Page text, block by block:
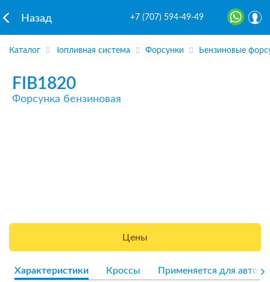
Назад +7 (707) 594-49-49
Каталог Топливная система Форсунки Бензиновые
FIB1820
Форсунка бензиновая
Цены
Характеристики Кроссы Применяется для авто